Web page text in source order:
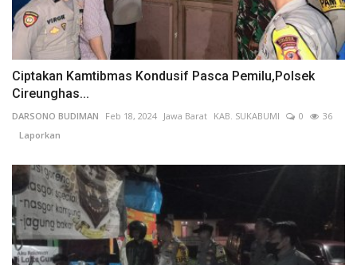
Ciptakan Kamtibmas Kondusif Pasca Pemilu,Polsek
Cireunghas...
DARSONO BUDIMAN Feb 18, 2024 Jawa Barat KAB. SUKABUMI 0
36
Laporkan